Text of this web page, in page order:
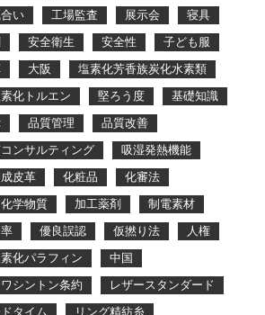
い 工場監査 展示会
寝具
安全衛生 安全性
子ども服
大阪
塩素化芳香族炭化水素類
化トルエン 堅ろう度
基礎知識
品質管理
品質改善
ンサルティング
吸湿発熱機能
皮革 化粧品
化審法
化学物質 加工薬剤
制電素材
優良誤認 仮撚り法
人権
化パラフィン
中国
ワシントン条約
レザースタンダード